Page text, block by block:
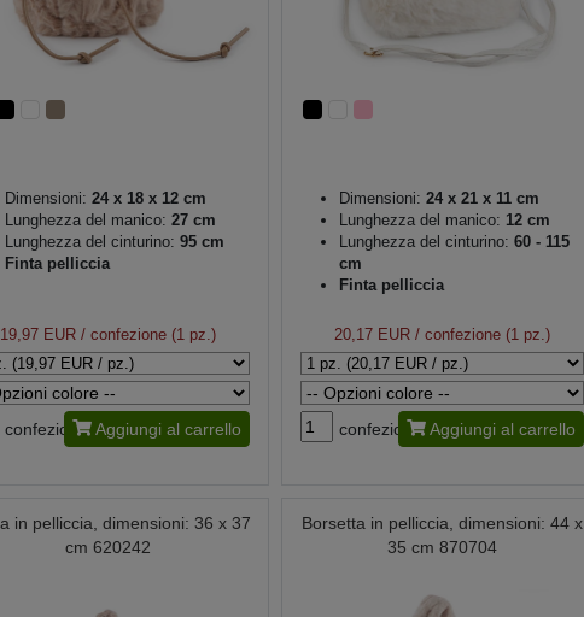
Dimensioni: 24 x 18 x 12 cm
Lunghezza del manico: 27 cm
Lunghezza del cinturino: 95 cm
Finta pelliccia
19,97 EUR/ confezione (1 pz.)
confezione Aggiungi al carrello
Dimensioni: 24 x 21 x 11 cm
Lunghezza del manico: 12 cm
Lunghezza del cinturino: 60 - 115
cm
Finta pelliccia
20,17 EUR/ confezione (1 pz.)
confezione Aggiungi al carrello
in pelliccia, dimensioni: 36 x 37
cm 620242
Borsetta in pelliccia, dimensioni: 44 x
35 cm 870704